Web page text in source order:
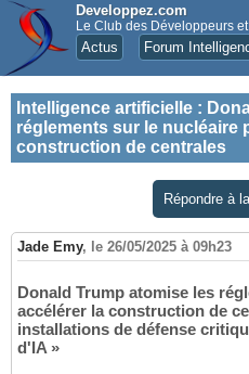
Developpez.com
Le Club des Développeurs
Actus Forum
Intelligence artificielle :
réglements sur le nucléaire
construction de centrales
Répondre à
Jade Emy, le 26/05/2025 à 09h23
Donald Trump atomise les
accélérer la construction de
installations de défense
d'IA »